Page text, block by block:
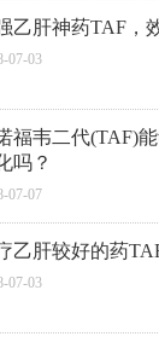
乙肝神药TAF，
07-03
福韦二代(TAF)
吗？
07-07
乙肝较好的药
07-03